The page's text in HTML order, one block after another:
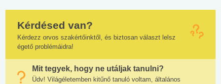
Kérdésed van?
Kérdezz orvos szakértőinktől, és biztosan választ lelsz
égető problémáidra!
Mit tegyek, hogy ne utáljak tanulni?
Üdv! Világéletemben kitűnő tanuló voltam, általános